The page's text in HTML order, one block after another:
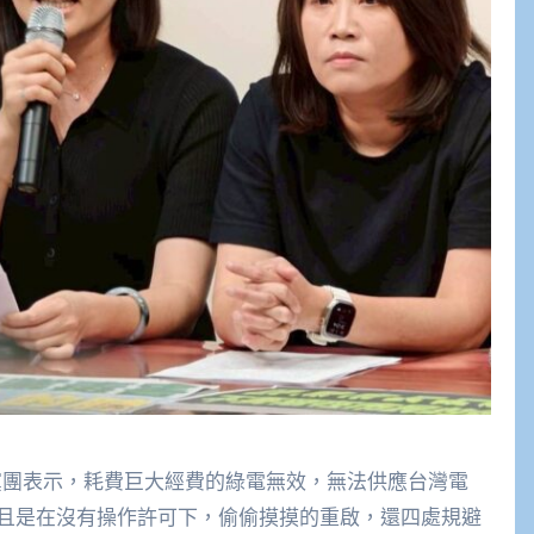
表示，耗費巨大經費的綠電無效，無法供應台灣電
是在沒有操作許可下，偷偷摸摸的重啟，還四處規避